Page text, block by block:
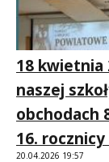
18 kwietnia
naszej
obchodach
16.
20.04.2026 19:57